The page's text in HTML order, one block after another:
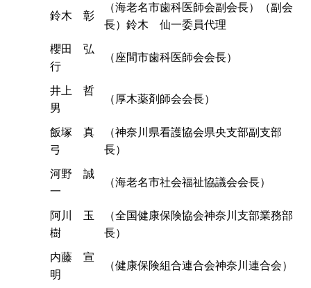
鈴木 彰
（海老名市歯科医師会副会長）（副会
長）鈴木 仙一委員代理
櫻田 弘
行
（座間市歯科医師会会長）
井上 哲
男
（厚木薬剤師会会長）
飯塚 真
弓
（神奈川県看護協会県央支部副支部
長）
河野 誠
一
（海老名市社会福祉協議会会長）
阿川 玉
樹
（全国健康保険協会神奈川支部業務部
長）
内藤 宣
明
（健康保険組合連合会神奈川連合会）